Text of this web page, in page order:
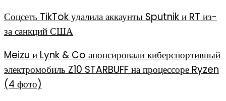
Соцсеть TikTok удалила аккаунты Sputnik и RT из-
за санкций США
Meizu и Lynk & Co анонсировали киберспортивный
электромобиль Z10 STARBUFF на процессоре Ryzen
(4 фото)